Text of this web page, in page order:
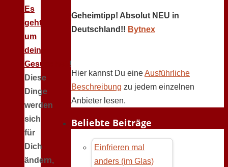
Es
geht
um
deine
Gesundheit !
Diese
Dinge
werden
sich
für
Dich
ändern,
Geheimtipp! Absolut NEU in
Deutschland!! Bytnex
Hier kannst Du eineAusführliche
Beschreibung zu jedem einzelnen
Anbieter lesen.
Beliebte Beiträge
Einfrieren mal
anders (im Glas)